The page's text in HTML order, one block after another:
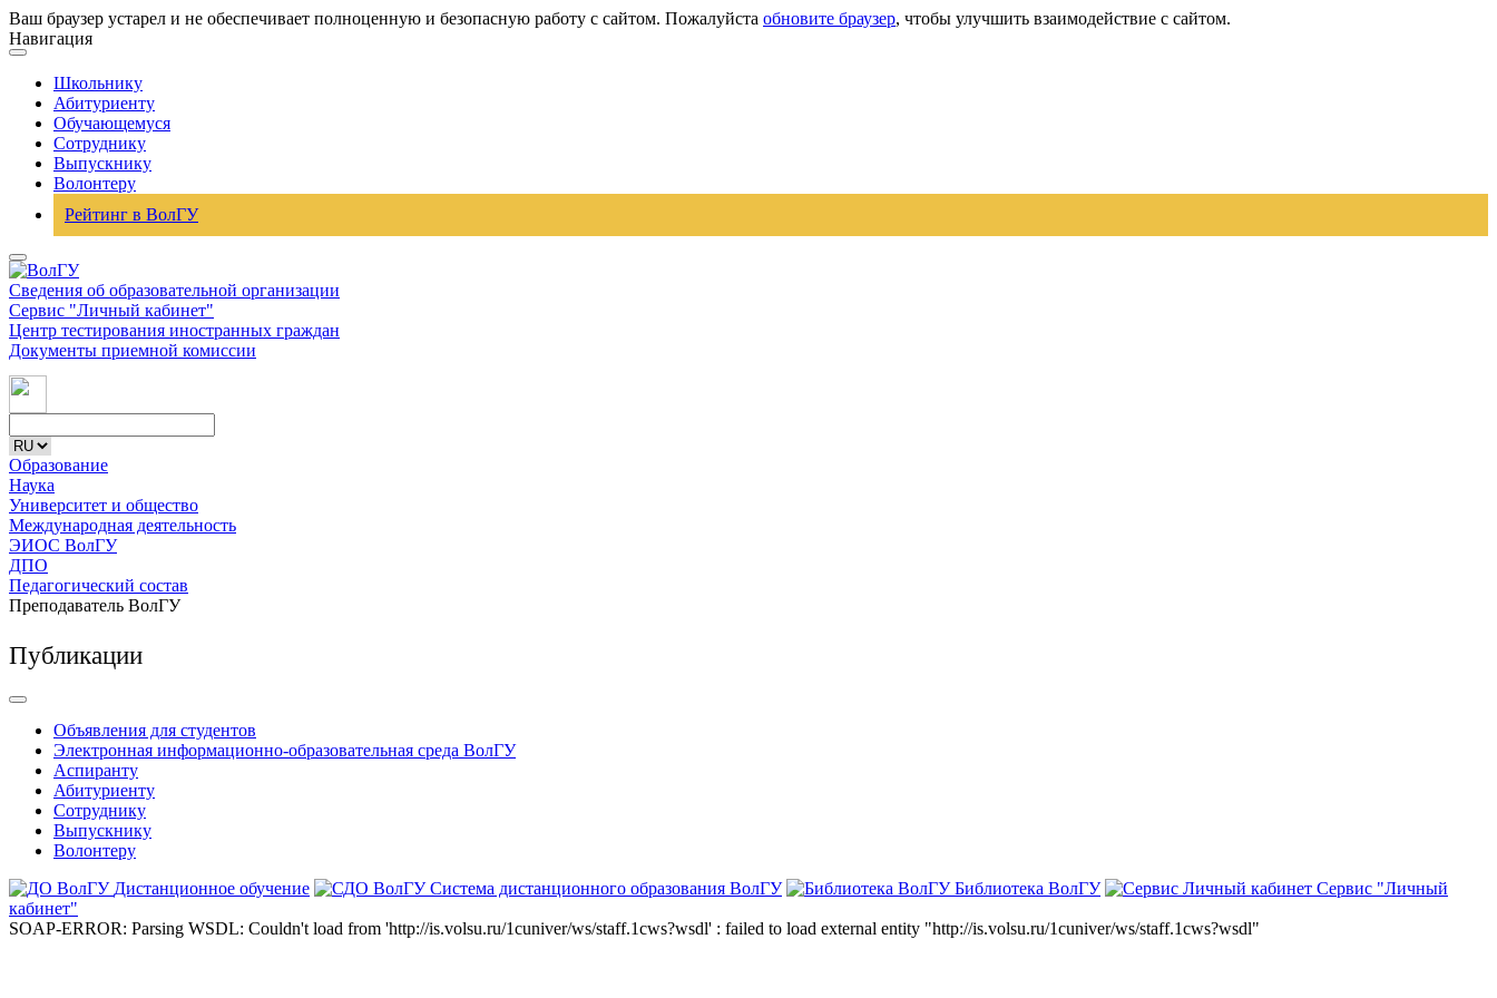
Ваш браузер устарел и не обеспечивает полноценную и безопасную работу с сайтом. Пожалуйста обновите браузер, чтобы улучшить взаимодействие с сайтом.
Навигация
Школьнику
Абитуриенту
Обучающемуся
Сотруднику
Выпускнику
Волонтеру
Рейтинг в ВолГУ
Сведения об образовательной организации
Сервис "Личный кабинет"
Центр тестирования иностранных граждан
Документы приемной комиссии
Образование
Наука
Университет и общество
Международная деятельность
ЭИОС ВолГУ
ДПО
Педагогический состав
Преподаватель ВолГУ
Публикации
Объявления для студентов
Электронная информационно-образовательная среда ВолГУ
Аспиранту
Абитуриенту
Сотруднику
Выпускнику
Волонтеру
Дистанционное обучение
Система дистанционного образования ВолГУ Библиотека ВолГУ
Сервис "Личный
кабинет"
SOAP-ERROR: Parsing WSDL: Couldn't load from 'http://is.volsu.ru/1cuniver/ws/staff.1cws?wsdl' : failed to load external entity "http://is.volsu.ru/1cuniver/ws/staff.1cws?wsdl"